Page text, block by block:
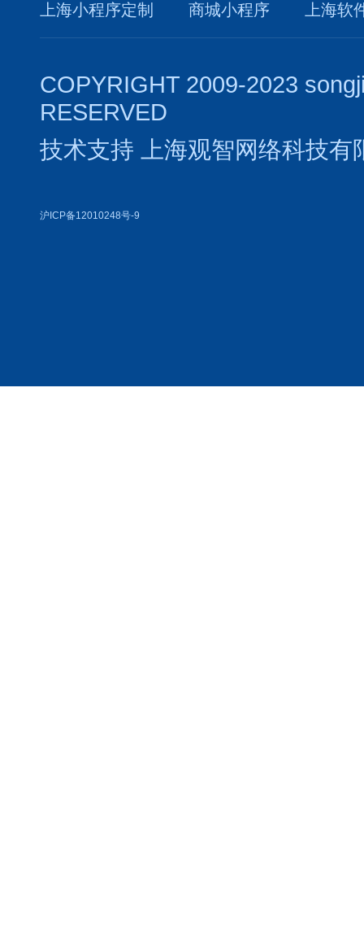
上海小程序定制
商城小程序 上海软
COPYRIGHT 2009-2023
RESERVED
技术支持
上海观智网络科技有
沪ICP备12010248号-9